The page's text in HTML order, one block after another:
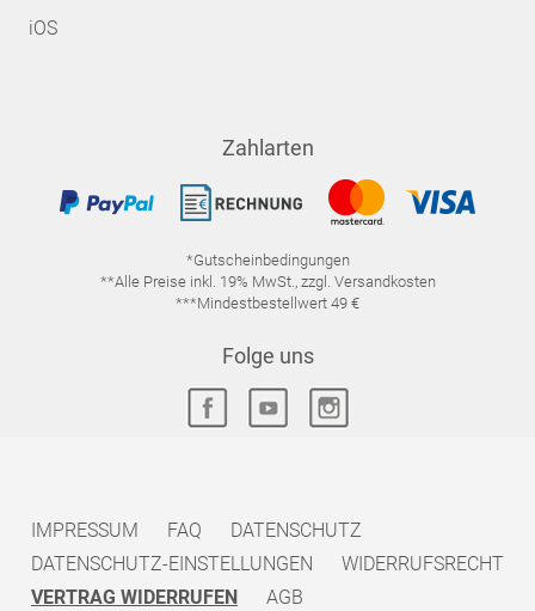
iOS
Zahlarten
*Gutscheinbedingungen
**Alle Preise inkl. 19% MwSt., zzgl. Versandkosten
***Mindestbestellwert 49 €
Folge uns
IMPRESSUM FAQ
DATENSCHUTZ
DATENSCHUTZ-EINSTELLUNGEN
WIDERRUFSRECHT
VERTRAG WIDERRUFEN
AGB